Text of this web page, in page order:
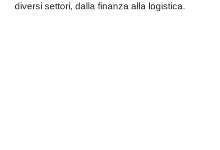
diversi settori, dalla finanza alla logistica.